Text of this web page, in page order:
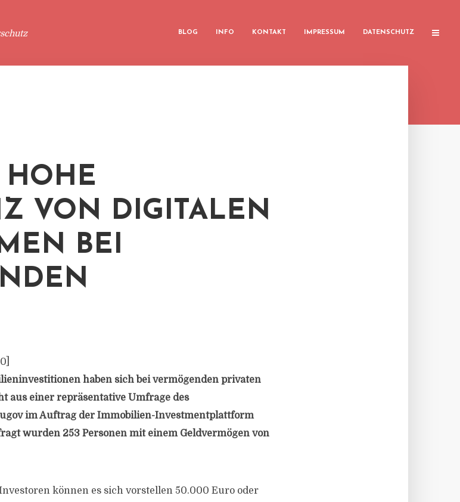
BLOG INFO KONTAKT IMPRESSUM DATENSCHUTZ
HOHE
VON DIGITALEN
BEI
0
haben sich bei vermögenden privaten
aus einer repräsentative Umfrage des
im Auftrag der Immobilien-Investmentplattform
wurden 253 Personen mit einem Geldvermögen von
können es sich vorstellen 50.000 Euro oder